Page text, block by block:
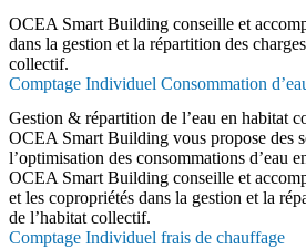
OCEA Smart Building conseille et
dans la gestion et la répartition des
collectif.
Comptage Individuel Consommation
Gestion & répartition de l’eau en habitat
OCEA Smart Building vous propose des
l’optimisation des consommations d’eau
OCEA Smart Building conseille et
et les copropriétés dans la gestion et la
de l’habitat collectif.
Comptage Individuel frais de chauffage